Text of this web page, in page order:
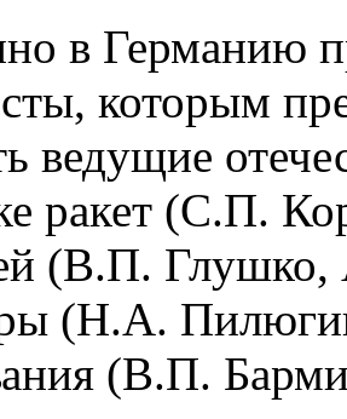
в Германию
которым
ведущие
ракет (С.П.
(В.П.
(Н.А.
(В.П.